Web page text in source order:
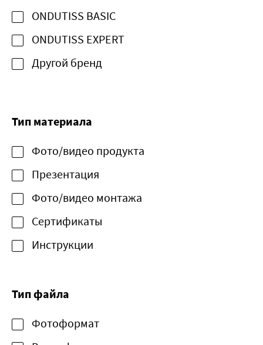
ONDUTISS BASIC
ONDUTISS EXPERT
Другой бренд
Тип материала
Фото/видео продукта
Презентация
Фото/видео монтажа
Сертификаты
Инструкции
Тип файла
Фотоформат